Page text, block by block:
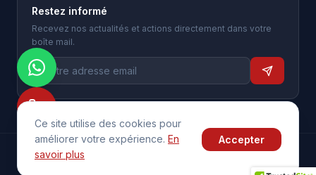
Restez informé
Recevez nos actualités et actions directement dans votre
boîte mail.
© 2026 MPEJ — Tous droits réservés.
Mouvement Parents, Enfants, Jeunesse — Depuis 2022
Ce site utilise des cookies pour
améliorer votre expérience. En
savoir plus
Accepter